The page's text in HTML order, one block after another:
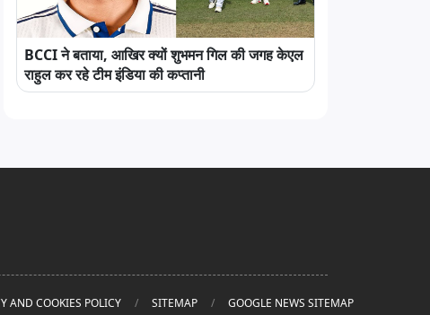
BCCI ने बताया, आखिर क्यों शुभमन गिल की जगह केएल
राहुल कर रहे टीम इंडिया की कप्तानी
AND COOKIES POLICY SITEMAP GOOGLE NEWS SITEMAP